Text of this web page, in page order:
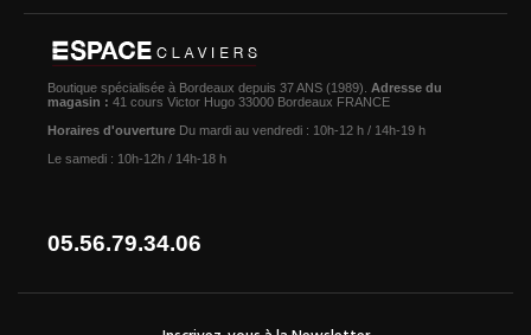
Boutique spécialisée à Bordeaux depuis 37 ANS (1989). Adresse du
magasin : 41 cours Victor Hugo 33000 Bordeaux FRANCE
Horaires d'ouverture Du mardi au vendredi : 10h-12 h / 14h-19 h
Le samedi : 10h-12h / 14h-18 h
05.56.79.34.06